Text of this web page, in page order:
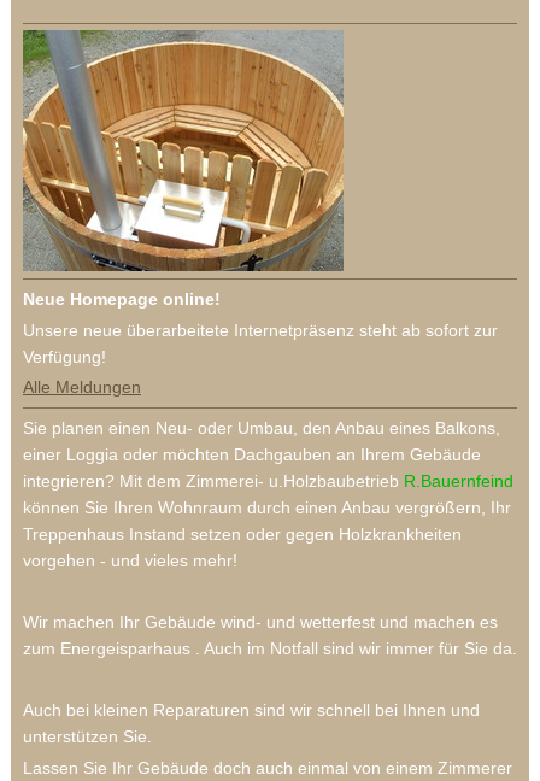
Neue Homepage online!
Unsere neue überarbeitete Internetpräsenz steht ab sofort zur
Verfügung!
Alle Meldungen
Sie planen einen Neu- oder Umbau, den Anbau eines Balkons,
einer Loggia oder möchten Dachgauben an Ihrem Gebäude
integrieren? Mit dem Zimmerei- u.Holzbaubetrieb R.Bauernfeind
können Sie Ihren Wohnraum durch einen Anbau vergrößern, Ihr
Treppenhaus Instand setzen oder gegen Holzkrankheiten
vorgehen - und vieles mehr!
Wir machen Ihr Gebäude wind- und wetterfest und machen es
zum Energeisparhaus . Auch im Notfall sind wir immer für Sie da.
Auch bei kleinen Reparaturen sind wir schnell bei Ihnen und
unterstützen Sie.
Lassen Sie Ihr Gebäude doch auch einmal von einem Zimmerer